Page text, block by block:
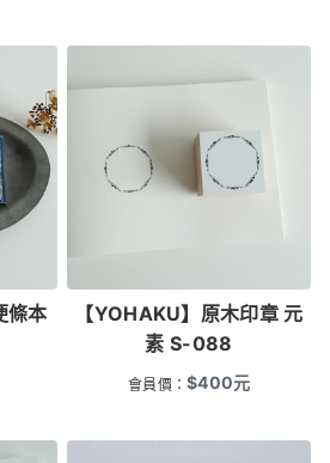
條本
【YOHAKU】原木印章 元
素 S-088
會員價：$400元